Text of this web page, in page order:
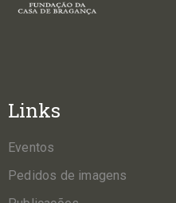
Links
Eventos
Pedidos de imagens